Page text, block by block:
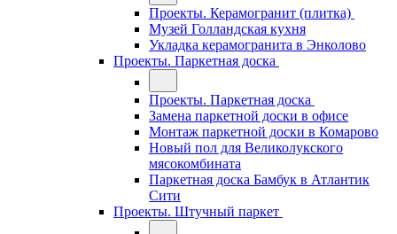
Проекты. Керамогранит (плитка)
Музей Голландская кухня
Укладка керамогранита в Энколово
Проекты. Паркетная доска
Проекты. Паркетная доска
Замена паркетной доски в офисе
Монтаж паркетной доски в Комарово
Новый пол для Великолукского
мясокомбината
Паркетная доска Бамбук в Атлантик
Сити
Проекты. Штучный паркет